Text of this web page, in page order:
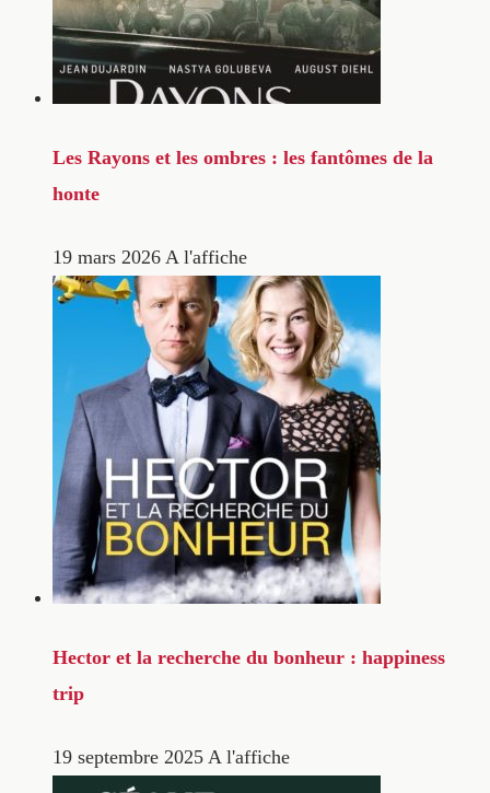
Les Rayons et les ombres : les fantômes de la
honte
19 mars 2026 A l'affiche
Hector et la recherche du bonheur : happiness
trip
19 septembre 2025 A l'affiche